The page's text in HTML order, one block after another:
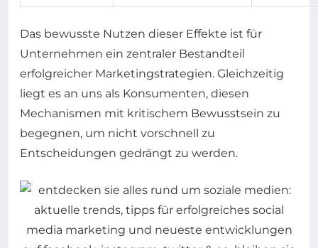
Das bewusste Nutzen dieser Effekte ist für
Unternehmen ein zentraler Bestandteil
erfolgreicher Marketingstrategien. Gleichzeitig
liegt es an uns als Konsumenten, diesen
Mechanismen mit kritischem Bewusstsein zu
begegnen, um nicht vorschnell zu
Entscheidungen gedrängt zu werden.